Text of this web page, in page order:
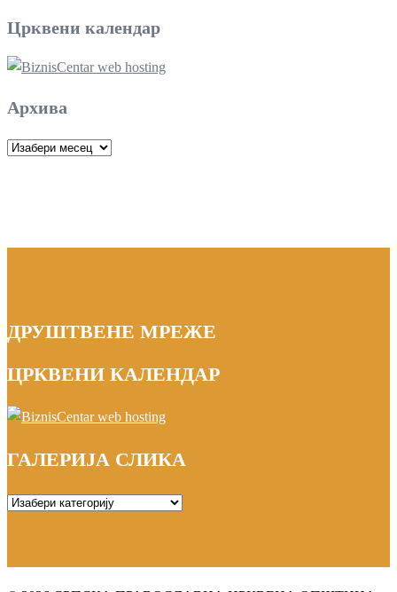
Црквени календар
Архива
Архива
ДРУШТВЕНЕ МРЕЖЕ
ЦРКВЕНИ КАЛЕНДАР
ГАЛЕРИЈА СЛИКА
ГАЛЕРИЈА